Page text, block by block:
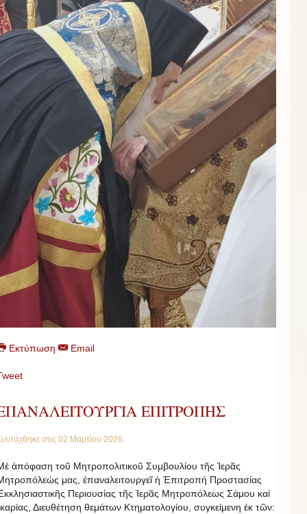
Εκτύπωση Email
ΕΠΙΤΡΟΠΗΣ
στις 02 Μαρτίου 2026.
ἀπόφαση τοῦ Μητροπολιτικοῦ Συμβουλίου τῆς Ἱερᾶς
μας, ἐπαναλειτουργεῖ ἡ Ἐπιτροπή Προστασίας
Περιουσίας τῆς Ἱερᾶς Μητροπόλεως Σάμου καί
Διευθέτηση θεμάτων Κτηματολογίου, συγκείμενη ἐκ τῶν: